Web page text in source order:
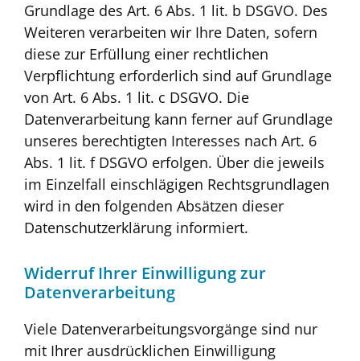
Grundlage des Art. 6 Abs. 1 lit. b DSGVO. Des
Weiteren verarbeiten wir Ihre Daten, sofern
diese zur Erfüllung einer rechtlichen
Verpflichtung erforderlich sind auf Grundlage
von Art. 6 Abs. 1 lit. c DSGVO. Die
Datenverarbeitung kann ferner auf Grundlage
unseres berechtigten Interesses nach Art. 6
Abs. 1 lit. f DSGVO erfolgen. Über die jeweils
im Einzelfall einschlägigen Rechtsgrundlagen
wird in den folgenden Absätzen dieser
Datenschutzerklärung informiert.
Widerruf Ihrer Einwilligung zur
Datenverarbeitung
Viele Datenverarbeitungsvorgänge sind nur
mit Ihrer ausdrücklichen Einwilligung